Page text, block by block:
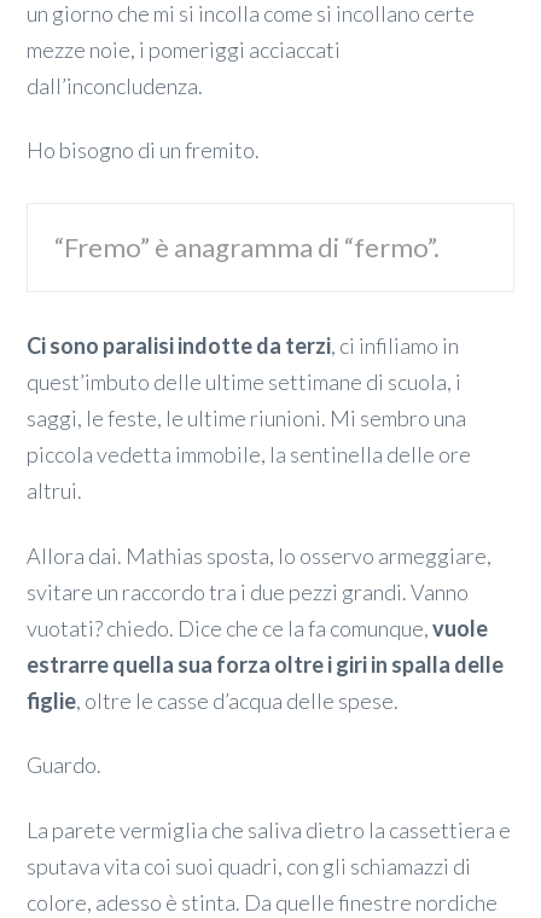
un giorno che mi si incolla come si incollano certe
mezze noie, i pomeriggi acciaccati
dall’inconcludenza.
Ho bisogno di un fremito.
“Fremo” è anagramma di “fermo”.
Ci sono paralisi indotte da terzi, ci infiliamo in
quest’imbuto delle ultime settimane di scuola, i
saggi, le feste, le ultime riunioni. Mi sembro una
piccola vedetta immobile, la sentinella delle ore
altrui.
Allora dai. Mathias sposta, lo osservo armeggiare,
svitare un raccordo tra i due pezzi grandi. Vanno
vuotati? chiedo. Dice che ce la fa comunque,vuole
estrarre quella sua forza oltre i giri in spalla delle
figlie, oltre le casse d’acqua delle spese.
Guardo.
La parete vermiglia che saliva dietro la cassettiera e
sputava vita coi suoi quadri, con gli schiamazzi di
colore, adesso è stinta. Da quelle finestre nordiche